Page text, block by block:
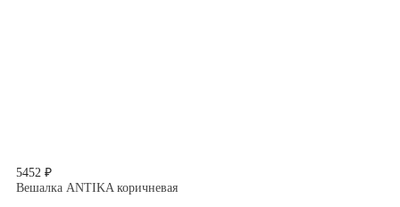
5452 ₽
Вешалка ANTIKA коричневая